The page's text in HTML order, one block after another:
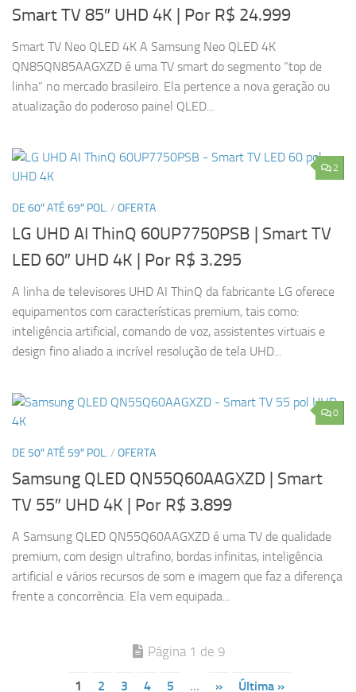
Smart TV 85″ UHD 4K | Por R$ 24.999
Smart TV Neo QLED 4K A Samsung Neo QLED 4K
QN85QN85AAGXZD é uma TV smart do segmento “top de
linha” no mercado brasileiro. Ela pertence a nova geração ou
atualização do poderoso painel QLED...
2
DE 60″ ATÉ 69″ POL. / OFERTA
LG UHD AI ThinQ 60UP7750PSB | Smart TV
LED 60″ UHD 4K | Por R$ 3.295
A linha de televisores UHD AI ThinQ da fabricante LG oferece
equipamentos com características premium, tais como:
inteligência artificial, comando de voz, assistentes virtuais e
design fino aliado a incrível resolução de tela UHD...
0
DE 50″ ATÉ 59″ POL. / OFERTA
Samsung QLED QN55Q60AAGXZD | Smart
TV 55″ UHD 4K
| Por R$ 3.899
A Samsung QLED QN55Q60AAGXZD é uma TV de qualidade
premium, com design ultrafino, bordas infinitas, inteligência
artificial e vários recursos de som e imagem que faz a diferença
frente a concorrência. Ela vem equipada...
Página 1 de 9
1 2 3 4 5 ... » Última »